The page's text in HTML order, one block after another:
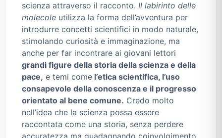
scienza attraverso il racconto. Il labirinto delle
molecole utilizza la forma dell’avventura per
introdurre concetti scientifici in modo naturale,
stimolando curiosità e immaginazione, ma
anche per far incontrare ai giovani lettori
grandi figure della storia della scienza e della
pace, e temi come l’etica scientifica, l’uso
consapevole della conoscenza e il progresso
orientato al bene comune. Credo molto
nell’idea che la scienza possa essere
raccontata come una storia, senza perdere
accuratezza ma guadagnando coinvolgimento.